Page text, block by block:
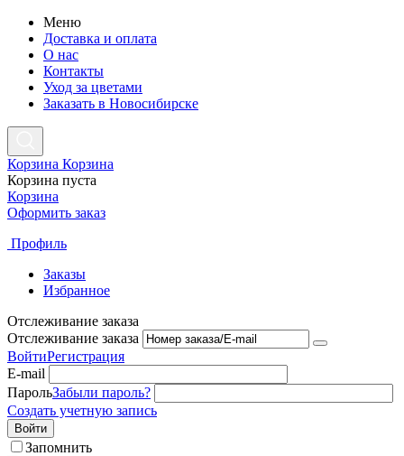
Меню
Доставка и оплата
О нас
Контакты
Уход за цветами
Заказать в Новосибирске
Корзина Корзина
Корзина пуста
Корзина
Оформить заказ
Профиль
Заказы
Избранное
Отслеживание заказа
Отслеживание заказа
ВойтиРегистрация
E-mail
ПарольЗабыли пароль?
Создать учетную запись
Войти
Запомнить